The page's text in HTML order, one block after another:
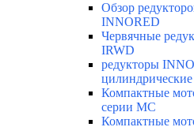
Обзор
INNORED
Червячные
IRWD
редукторы
цилиндрические
Компактные
серии MC
Компактные